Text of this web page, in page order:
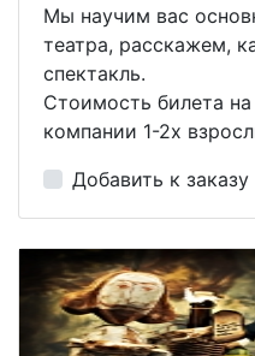
Мы научим вас
театра, расскажем,
спектакль.
Стоимость билета
компании 1-2х
Добавить к заказу